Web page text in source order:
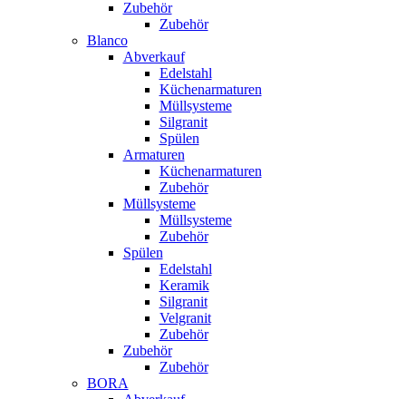
Zubehör
Zubehör
Blanco
Abverkauf
Edelstahl
Küchenarmaturen
Müllsysteme
Silgranit
Spülen
Armaturen
Küchenarmaturen
Zubehör
Müllsysteme
Müllsysteme
Zubehör
Spülen
Edelstahl
Keramik
Silgranit
Velgranit
Zubehör
Zubehör
Zubehör
BORA